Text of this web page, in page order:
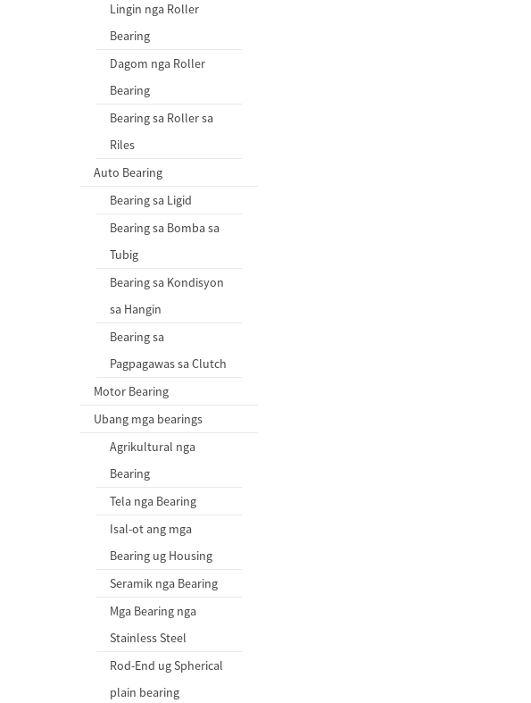
Lingin nga Roller
Bearing
Dagom nga Roller
Bearing
Bearing sa Roller sa
Riles
Auto Bearing
Bearing sa Ligid
Bearing sa Bomba sa
Tubig
Bearing sa Kondisyon
sa Hangin
Bearing sa
Pagpagawas sa Clutch
Motor Bearing
Ubang mga bearings
Agrikultural nga
Bearing
Tela nga Bearing
Isal-ot ang mga
Bearing ug Housing
Seramik nga Bearing
Mga Bearing nga
Stainless Steel
Rod-End ug Spherical
plain bearing